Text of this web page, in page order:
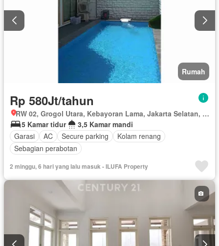
Rumah
Rp 580Jt/tahun
RW 02, Grogol Utara, Kebayoran Lama, Jakarta Selatan, Daerah Khusus Ibukota Jakarta
5 Kamar tidur
3,5 Kamar mandi
Garasi
AC Secure parking
Kolam renang
Sebagian perabotan
2 minggu, 6 hari yang lalu masuk - ILUFA Property